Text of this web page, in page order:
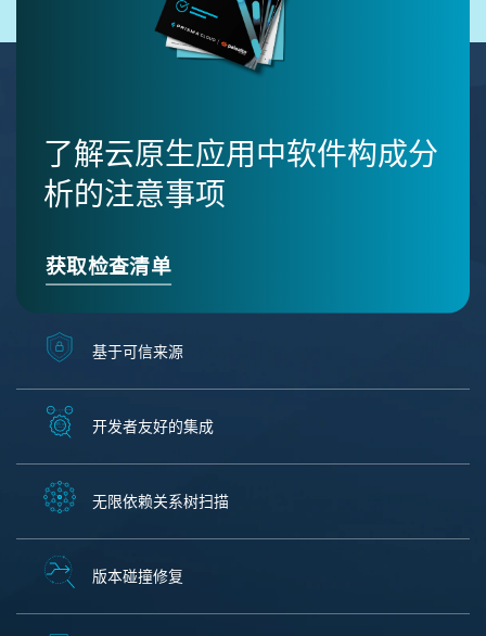
了解云原生应用中软件构成分
析的注意事项
获取检查清单
基于可信来源
开发者友好的集成
无限依赖关系树扫描
版本碰撞修复